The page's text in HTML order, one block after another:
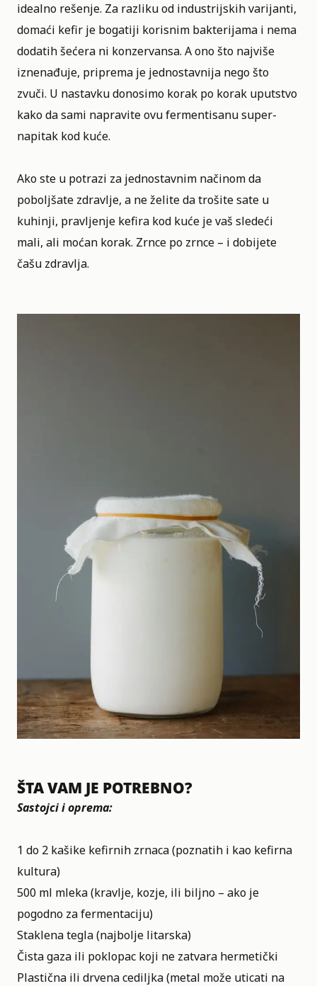
idealno rešenje. Za razliku od industrijskih varijanti,
domaći kefir je bogatiji korisnim bakterijama i nema
dodatih šećera ni konzervansa. A ono što najviše
iznenađuje, priprema je jednostavnija nego što
zvuči. U nastavku donosimo korak po korak uputstvo
kako da sami napravite ovu fermentisanu super-
napitak kod kuće.
Ako ste u potrazi za jednostavnim načinom da
poboljšate zdravlje, a ne želite da trošite sate u
kuhinji, pravljenje kefira kod kuće je vaš sledeći
mali, ali moćan korak. Zrnce po zrnce – i dobijete
čašu zdravlja.
ŠTA VAM JE POTREBNO?
Sastojci i oprema:
1 do 2 kašike kefirnih zrnaca (poznatih i kao kefirna
kultura)
500 ml mleka (kravlje, kozje, ili biljno – ako je
pogodno za fermentaciju)
Staklena tegla (najbolje litarska)
Čista gaza ili poklopac koji ne zatvara hermetički
Plastična ili drvena cediljka (metal može uticati na